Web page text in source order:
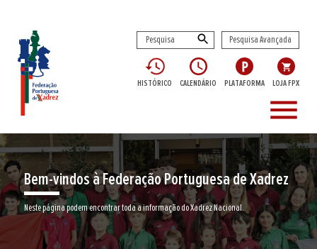
Pesquisa Avançada
HISTÓRICO CALENDÁRIO PLATAFORMA LOJA FPX
menu
Federação Portuguesa de Xadrez
toda a informação do Xadrez Nacional.
Encontre
Junte-se a nós